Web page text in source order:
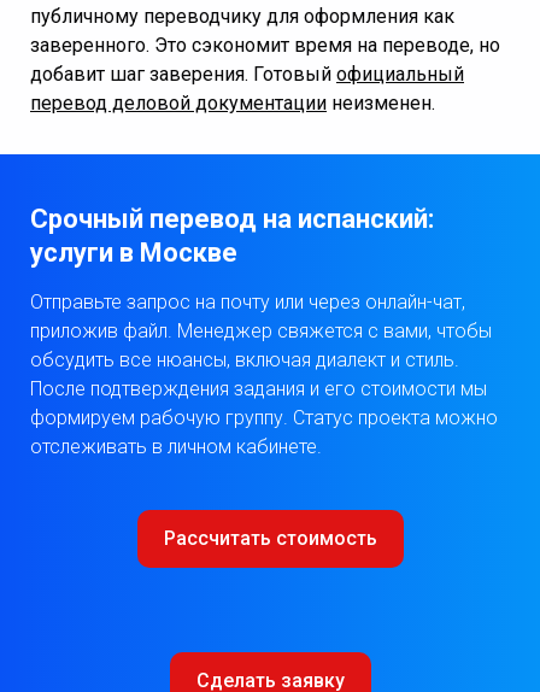
публичному переводчику для оформления как
заверенного. Это сэкономит время на переводе, но
добавит шаг заверения. Готовый официальный
перевод деловой документации неизменен.
Срочный перевод на испанский:
услуги в Москве
Отправьте запрос на почту или через онлайн-чат,
приложив файл. Менеджер свяжется с вами, чтобы
обсудить все нюансы, включая диалект и стиль.
После подтверждения задания и его стоимости мы
формируем рабочую группу. Статус проекта можно
отслеживать в личном кабинете.
​Рассчитать стоимость
Сделать заявку